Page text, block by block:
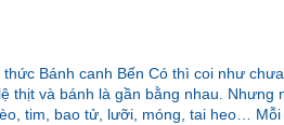
Bánh canh Bến Có thì coi như
thịt và bánh là gần bằng nhau. Nhưng
tim, bao tử, lưỡi, móng, tai heo…